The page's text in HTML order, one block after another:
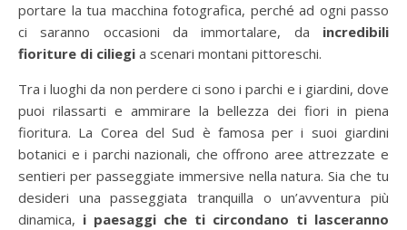
portare la tua macchina fotografica, perché ad ogni passo
ci saranno occasioni da immortalare, da incredibili
fioriture di ciliegi a scenari montani pittoreschi.
Tra i luoghi da non perdere ci sono i parchi e i giardini, dove
puoi rilassarti e ammirare la bellezza dei fiori in piena
fioritura. La Corea del Sud è famosa per i suoi giardini
botanici e i parchi nazionali, che offrono aree attrezzate e
sentieri per passeggiate immersive nella natura. Sia che tu
desideri una passeggiata tranquilla o un’avventura più
dinamica, i paesaggi che ti circondano ti lasceranno